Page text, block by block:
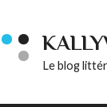
Le blog